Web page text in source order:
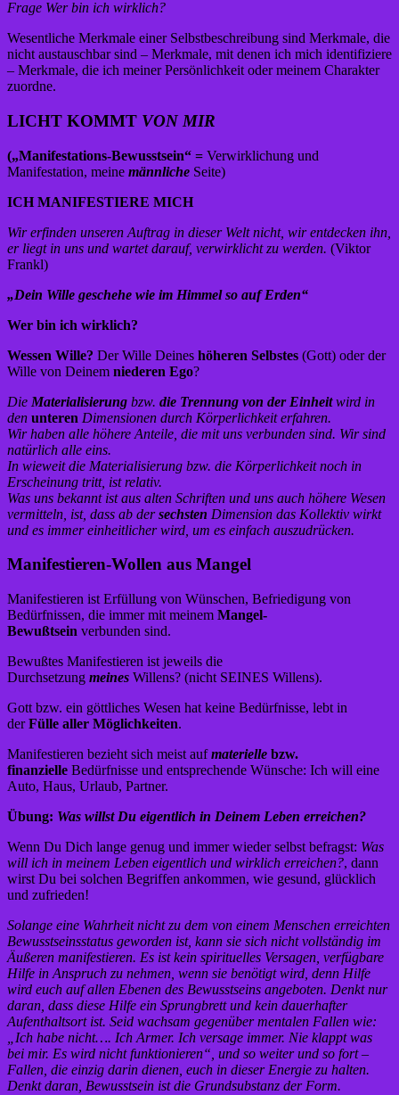
Frage Wer bin ich wirklich?
Wesentliche Merkmale einer Selbstbeschreibung sind Merkmale, die
nicht austauschbar sind – Merkmale, mit denen ich mich identifiziere
– Merkmale, die ich meiner Persönlichkeit oder meinem Charakter
zuordne.
LICHT KOMMT VON MIR
(„Manifestations-Bewusstsein“ = Verwirklichung und
Manifestation, meine männliche Seite)
ICH MANIFESTIERE MICH
Wir erfinden unseren Auftrag in dieser Welt nicht, wir entdecken ihn,
er liegt in uns und wartet darauf, verwirklicht zu werden. (Viktor
Frankl)
„Dein Wille geschehe wie im Himmel so auf Erden“
Wer bin ich wirklich?
Wessen Wille? Der Wille Deines höheren Selbstes (Gott) oder der
Wille von Deinem niederen Ego?
Die Materialisierung bzw. die Trennung von der Einheitwird in
den unteren Dimensionen durch Körperlichkeit erfahren.
Wir haben alle höhere Anteile, die mit uns verbunden sind. Wir sind
natürlich alle eins.
In wieweit die Materialisierung bzw. die Körperlichkeit noch in
Erscheinung tritt, ist relativ.
Was uns bekannt ist aus alten Schriften und uns auch höhere Wesen
vermitteln, ist, dass ab dersechsten Dimension das Kollektiv wirkt
und es immer einheitlicher wird, um es einfach auszudrücken.
Manifestieren-Wollen aus Mangel
Manifestieren ist Erfüllung von Wünschen, Befriedigung von
Bedürfnissen, die immer mit meinem Mangel-
Bewußtsein verbunden sind.
Bewußtes Manifestieren ist jeweils die
Durchsetzung meines Willens? (nicht SEINES Willens).
Gott bzw. ein göttliches Wesen hat keine Bedürfnisse, lebt in
derFülle aller Möglichkeiten.
Manifestieren bezieht sich meist aufmaterielle bzw.
finanzielle Bedürfnisse und entsprechende Wünsche: Ich will eine
Auto, Haus, Urlaub, Partner.
Übung: Was willst Du eigentlich in Deinem Leben erreichen?
Wenn Du Dich lange genug und immer wieder selbst befragst: Was
will ich in meinem Leben eigentlich und wirklich erreichen?, dann
wirst Du bei solchen Begriffen ankommen, wie gesund, glücklich
und zufrieden!
Solange eine Wahrheit nicht zu dem von einem Menschen erreichten
Bewusstseinsstatus geworden ist, kann sie sich nicht vollständig im
Äußeren manifestieren. Es ist kein spirituelles Versagen, verfügbare
Hilfe in Anspruch zu nehmen, wenn sie benötigt wird, denn Hilfe
wird euch auf allen Ebenen des Bewusstseins angeboten. Denkt nur
daran, dass diese Hilfe ein Sprungbrett und kein dauerhafter
Aufenthaltsort ist. Seid wachsam gegenüber mentalen Fallen wie:
„Ich habe nicht…. Ich Armer. Ich versage immer. Nie klappt was
bei mir. Es wird nicht funktionieren“, und so weiter und so fort –
Fallen, die einzig darin dienen, euch in dieser Energie zu halten.
Denkt daran, Bewusstsein ist die Grundsubstanz der Form.